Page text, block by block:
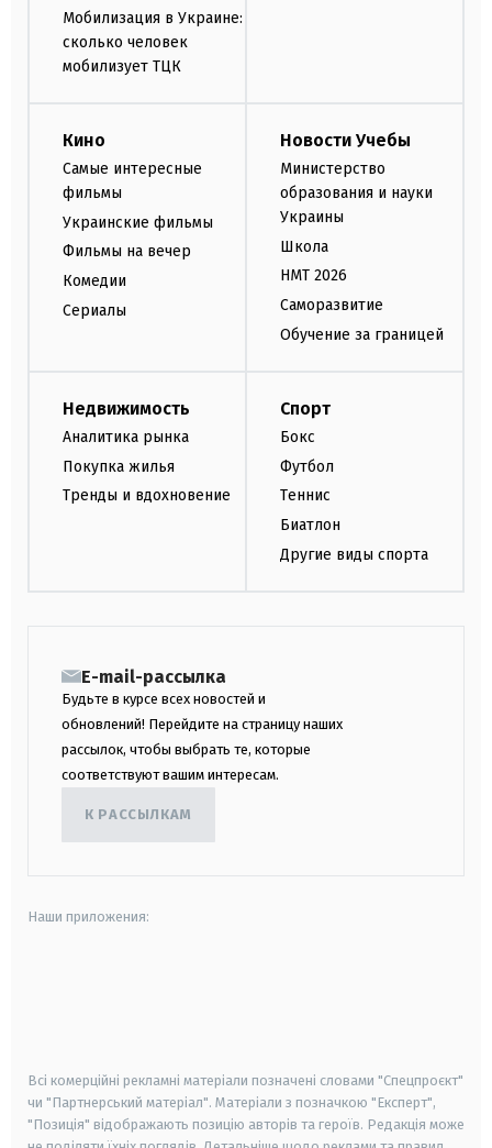
Мобилизация в Украине:
сколько человек
мобилизует ТЦК
Кино
Самые интересные
фильмы
Украинские фильмы
Фильмы на вечер
Комедии
Сериалы
Новости Учебы
Министерство
образования и науки
Украины
Школа
НМТ 2026
Саморазвитие
Обучение за границей
Недвижимость
Аналитика рынка
Покупка жилья
Тренды и вдохновение
Спорт
Бокс
Футбол
Теннис
Биатлон
Другие виды спорта
E-mail-рассылка
Будьте в курсе всех новостей и
обновлений! Перейдите на страницу наших
рассылок, чтобы выбрать те, которые
соответствуют вашим интересам.
К РАССЫЛКАМ
Наши приложения:
Всі комерційні рекламні матеріали позначені словами "Спецпроєкт"
чи "Партнерський матеріал". Матеріали з позначкою "Експерт",
"Позиція" відображають позицію авторів та героїв. Редакція може